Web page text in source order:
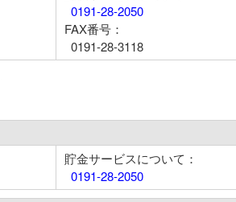
0191-28-2050
FAX番号：
0191-28-3118
貯金サービスについて：
0191-28-2050